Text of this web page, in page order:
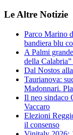
Le Altre Notizie
Parco Marino
bandiera blu
A Palmi
della
Dal Nostos
Taurianova:
Madonnari.
Il neo sindaco
Vaccaro
Elezioni
il consenso